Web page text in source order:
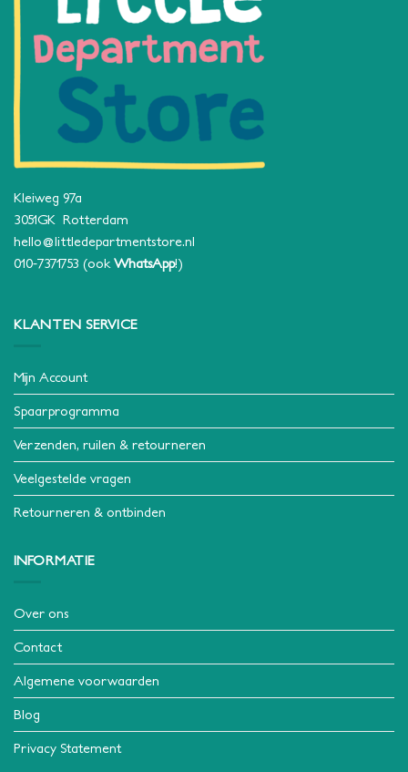
Kleiweg 97a
3051GK Rotterdam
hello@littledepartmentstore.nl
010-7371753 (ookWhatsApp!)
KLANTEN SERVICE
Mijn Account
Spaarprogramma
Verzenden, ruilen & retourneren
Veelgestelde vragen
Retourneren & ontbinden
INFORMATIE
Over ons
Contact
Algemene voorwaarden
Blog
Privacy Statement